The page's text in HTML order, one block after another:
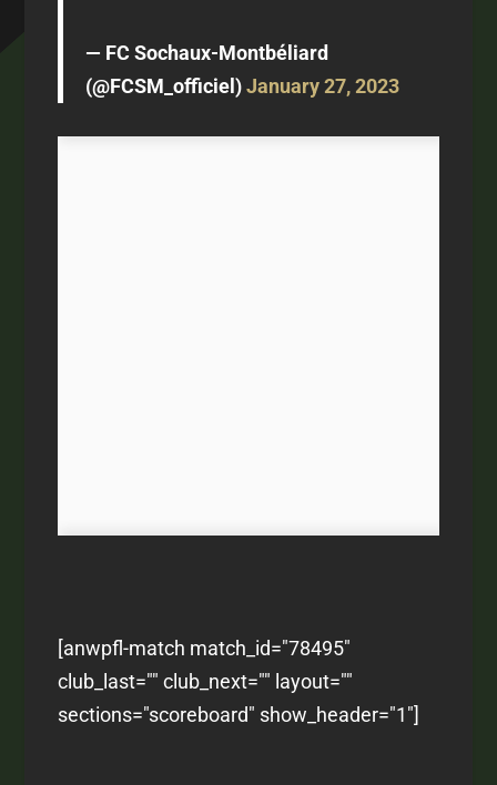
— FC Sochaux-Montbéliard
(@FCSM_officiel)January 27, 2023
[anwpfl-match match_id="78495"
club_last="" club_next="" layout=""
sections="scoreboard" show_header="1"]